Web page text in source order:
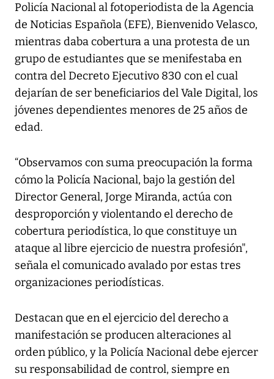
Policía Nacional al fotoperiodista de la Agencia
de Noticias Española (EFE), Bienvenido Velasco,
mientras daba cobertura a una protesta de un
grupo de estudiantes que se menifestaba en
contra del Decreto Ejecutivo 830 con el cual
dejarían de ser beneficiarios del Vale Digital, los
jóvenes dependientes menores de 25 años de
edad.
“Observamos con suma preocupación la forma
cómo la Policía Nacional, bajo la gestión del
Director General, Jorge Miranda, actúa con
desproporción y violentando el derecho de
cobertura periodística, lo que constituye un
ataque al libre ejercicio de nuestra profesión",
señala el comunicado avalado por estas tres
organizaciones periodísticas.
Destacan que en el ejercicio del derecho a
manifestación se producen alteraciones al
orden público, y la Policía Nacional debe ejercer
su responsabilidad de control, siempre en